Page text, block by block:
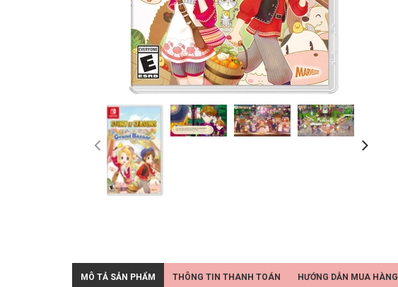
MÔ TẢ SẢN PHẨM THÔNG TIN THANH TOÁN HƯỚNG DẪN MUA HÀNG